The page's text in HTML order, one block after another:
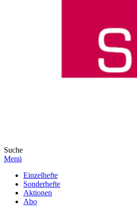
Suche
Menü
Einzelhefte
Sonderhefte
Aktionen
Abo